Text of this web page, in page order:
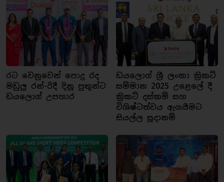
රට වෙනුවෙන් පොදු රද
මඩුලු රන්-රිදී දිනූ පුතුන්ට
ඩයලොග් උපහාර
ඩයලොග් ශ්‍රී ලංකා ක්‍රිකට්
සම්මාන 2025 උළෙලේ දී
ක්‍රිකට් දස්කම් සහ
විශිෂ්ටත්වය ඇගයීමට
සියල්ල සූදානම්